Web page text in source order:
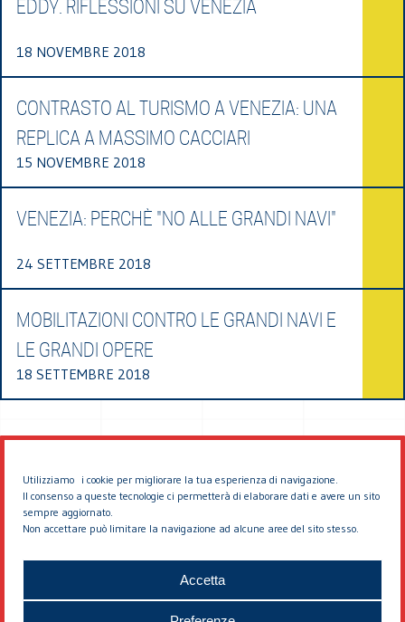
Utilizziamo i cookie per migliorare la tua esperienza di navigazione.
Il consenso a queste tecnologie ci permetterà di elaborare dati e avere un sito
sempre aggiornato.
Non accettare può limitare la navigazione ad alcune aree del sito stesso.
Accetta
EDDY. RIFLESSIONI SU VENEZIA
18 NOVEMBRE 2018
CONTRASTO AL TURISMO A VENEZIA: UNA
REPLICA A MASSIMO CACCIARI
15 NOVEMBRE 2018
VENEZIA: PERCHÈ "NO ALLE GRANDI NAVI"
24 SETTEMBRE 2018
MOBILITAZIONI CONTRO LE GRANDI NAVI E
LE GRANDI OPERE
18 SETTEMBRE 2018
© 2026 EDDYBURG